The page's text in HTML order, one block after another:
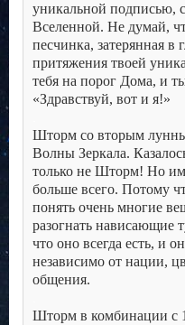
уникальной подписью,
Вселенной. Не думай,
песчинка, затерянная в
притяжения твоей
тебя на порог Дома, и
«Здравствуй, вот и я!»
Шторм со вторым
Волны Зеркала.
только не Шторм! Но
больше всего. Потому
понять очень многие
разогнать нависающие
что оно всегда есть, и
независимо от нации,
общения.
Шторм в комбинации с